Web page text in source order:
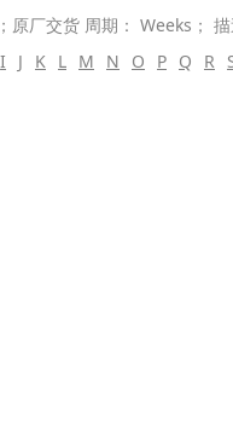
原厂交货 周期： Weeks；
I J K L M N O P Q R